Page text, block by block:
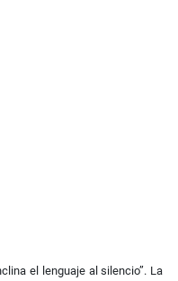
el lenguaje al silencio”. La